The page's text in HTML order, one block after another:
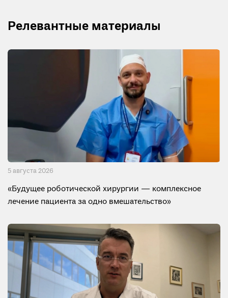
Релевантные материалы
5 августа 2026
«Будущее роботической хирургии — комплексное
лечение пациента за одно вмешательство»